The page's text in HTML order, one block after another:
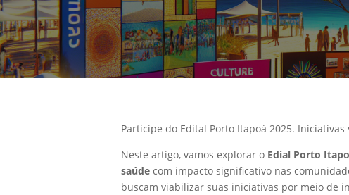
Participe do Edital Porto Itapoá 2025.
Neste artigo, vamos explorar o Edial Porto
saúde com impacto significativo nas
buscam viabilizar suas iniciativas por meio de